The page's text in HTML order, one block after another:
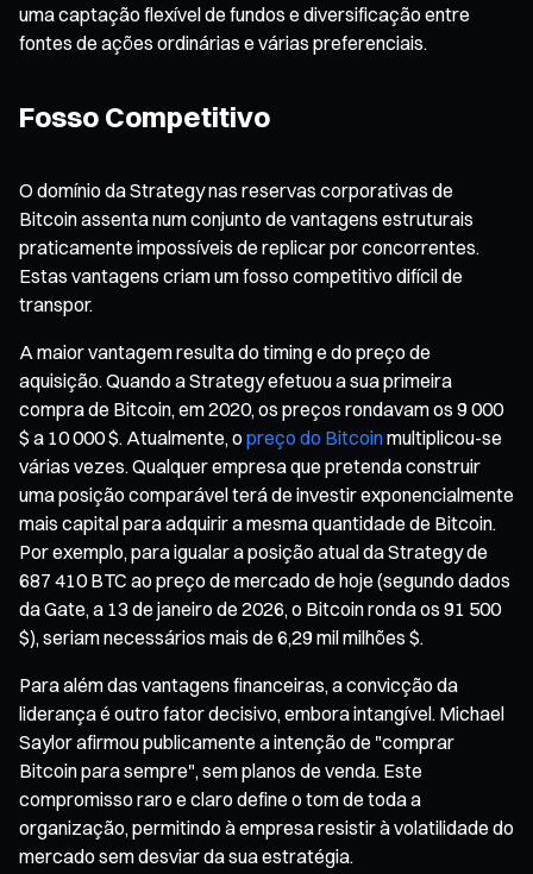
uma captação flexível de fundos e diversificação entre
fontes de ações ordinárias e várias preferenciais.
Fosso Competitivo
O domínio da Strategy nas reservas corporativas de
Bitcoin assenta num conjunto de vantagens estruturais
praticamente impossíveis de replicar por concorrentes.
Estas vantagens criam um fosso competitivo difícil de
transpor.
A maior vantagem resulta do timing e do preço de
aquisição. Quando a Strategy efetuou a sua primeira
compra de Bitcoin, em 2020, os preços rondavam os 9 000
$ a 10 000 $. Atualmente, opreço do Bitcoinmultiplicou-se
várias vezes. Qualquer empresa que pretenda construir
uma posição comparável terá de investir exponencialmente
mais capital para adquirir a mesma quantidade de Bitcoin.
Por exemplo, para igualar a posição atual da Strategy de
687 410 BTC ao preço de mercado de hoje (segundo dados
da Gate, a 13 de janeiro de 2026, o Bitcoin ronda os 91 500
$), seriam necessários mais de 6,29 mil milhões $.
Para além das vantagens financeiras, a convicção da
liderança é outro fator decisivo, embora intangível. Michael
Saylor afirmou publicamente a intenção de "comprar
Bitcoin para sempre", sem planos de venda. Este
compromisso raro e claro define o tom de toda a
organização, permitindo à empresa resistir à volatilidade do
mercado sem desviar da sua estratégia.